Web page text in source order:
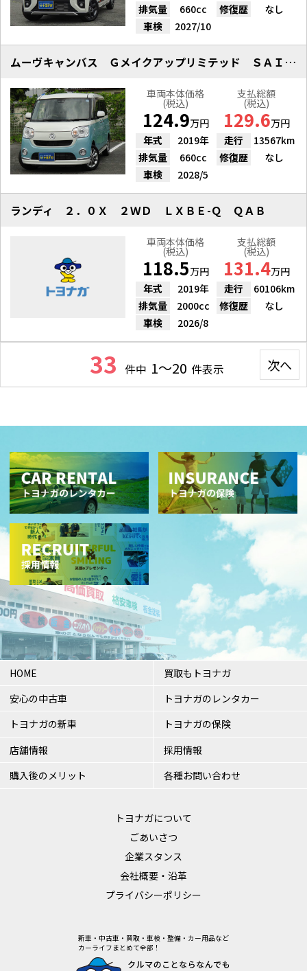
排気量
660cc 修復歴
なし
車検
2027/10
ムーヴキャンバス Ｇメイクアップリミテッド ＳＡＩＩＩ
車両本体価格
(税込)
124.9万円
支払総額
(税込)
129.6万円
年式
2019年 走行
13567km
排気量
660cc 修復歴
なし
車検
2028/5
ランディ ２．０Ｘ ２ＷＤ ＬＸＢＥ-Ｑ ＱＡＢ
車両本体価格
(税込)
118.5万円
支払総額
(税込)
131.4万円
年式
2019年 走行
60106km
排気量
2000cc 修復歴
なし
車検
2026/8
33 件中 1～20 件表示 次へ
HOME
安心の中古車
トヨナガの新車
店舗情報
購入後のメリット
買取もトヨナガ
トヨナガのレンタカー
トヨナガの保険
採用情報
各種お問い合わせ
トヨナガについて
ごあいさつ
企業スタンス
会社概要・沿革
プライバシーポリシー
新車・中古車・買取・車検・整備・カー用品など
カーライフまとめて全部！